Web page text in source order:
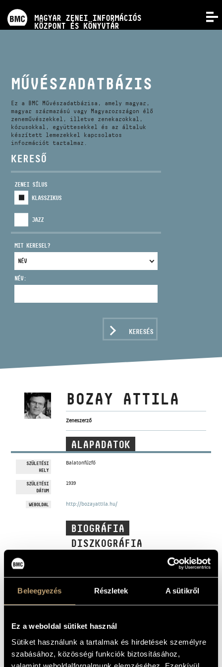
Beleegyezés Részletek A sütikről
Ez a weboldal sütiket használ
Sütiket használunk a tartalmak és hirdetések személyre
szabásához, közösségi funkciók biztosításához,
MAGYAR ZENEI INFORMÁCIÓS
KÖZPONT ÉS KÖNYVTÁR
KÉPZÉSEK
KIADVÁNYOK
RÓLUNK
KAPCSOLAT
VIDEÓ GALÉRIA
NYITVA TARTÁS
MŰVÉSZADATBÁZIS
ZENEMŰ-ADATBÁZIS
MŰVÉSZADATBÁZIS
Ez a BMC Művészadatbázisa, amely magyar,
magyar származású vagy Magyarországon élő
zeneművészekkel, illetve zenekarokkal,
kórusokkal, együttesekkel és az általuk
készített lemezekkel kapcsolatos
információt tartalmaz.
KERESŐ
ZENEI SÍLUS
KLASSZIKUS
JAZZ
MIT KERESEL?
NÉV:
KERESÉS
BOZAY ATTILA
Zeneszerző
ALAPADATOK
SZÜLETÉSI
HELY
Balatonfűzfő
SZÜLETÉSI
DÁTUM
1939
WEBOLDAL http://bozayattila.hu/
BIOGRÁFIA
DISZKOGRÁFIA
1939. augusztus 11. Balatonfűzfő - 1999. szeptember 14.
Tanulmányait 1953-ban a Gulyás György által vezetett
került, ahol Szelényi István irányítása alatt tanult
majd még ugyanebben az évben felvételt nyert a Liszt Ferenc
Zeneművészeti Főiskolára, a Farkas Ferenc által vezetett
zeneszerzés osztályba. Zeneszerzői és zeneelmélet tanári
diplomáit kitüntetéssel szerezte meg 1962-ben.